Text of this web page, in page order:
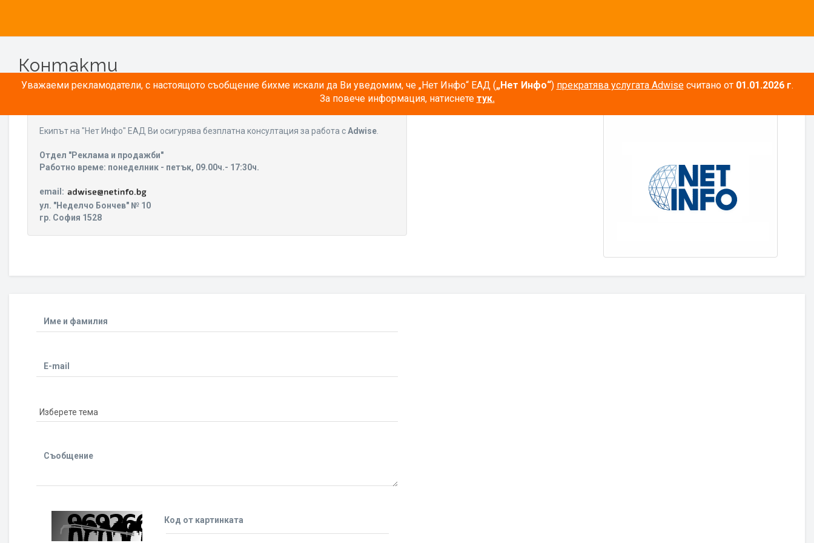
Уважаеми рекламодатели, с настоящото съобщение бихме искали да Ви уведомим, че „Нет Инфо“ ЕАД („Нет Инфо“) прекратява услугата Adwiseсчитано от 01.01.2026 г.
За повече информация, натиснете тук.
Контакти
Eкипът на "Нет Инфо" ЕАД Ви осигурява безплатна консултация за работа сAdwise
Отдел "Реклама и продажби"
Работно време: понеделник - петък, 09.00ч.- 17:30ч.
email:
ул. "Неделчо Бончев" № 10
гр. София 1528
Име и фамилия
E-mail
Съобщение
Код от картинката